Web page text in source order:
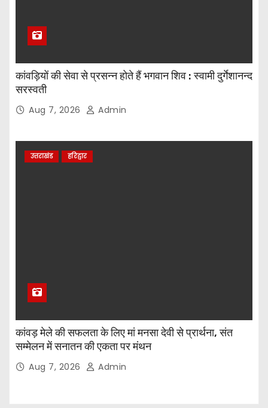
कांवड़ियों की सेवा से प्रसन्न होते हैं भगवान शिव : स्वामी दुर्गेशानन्द
सरस्वती
Aug 7, 2026 Admin
उत्तराखंड हरिद्वार
कांवड़ मेले की सफलता के लिए मां मनसा देवी से प्रार्थना, संत
सम्मेलन में सनातन की एकता पर मंथन
Aug 7, 2026 Admin